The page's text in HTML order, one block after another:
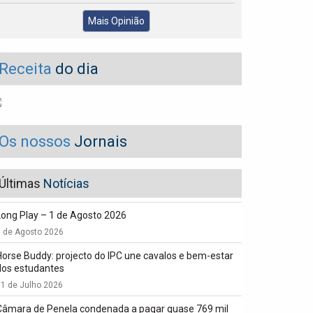
Mais Opinião
do dia
nossos Jornais
Notícias
Play – 1 de Agosto 2026
de Agosto 2026
Buddy: projecto do IPC une cavalos e bem-estar
estudantes
de Julho 2026
de Penela condenada a pagar quase 769 mil